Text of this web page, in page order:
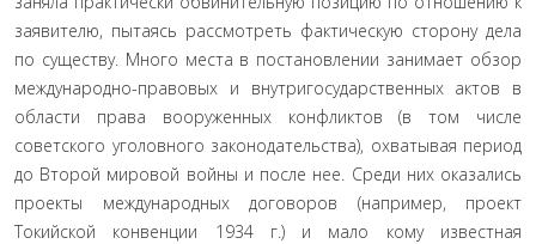
заявителю, пытаясь рассмотреть фактическую сторону дела
по существу. Много места в постановлении занимает обзор
международно-правовых и внутригосударственных актов в
области права вооруженных конфликтов (в том числе
советского уголовного законодательства), охватывая период
до Второй мировой войны и после нее. Среди них оказались
проекты международных договоров (например, проект
Токийской конвенции 1934 г.) и мало кому известная